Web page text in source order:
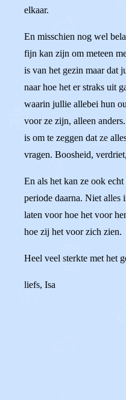
elkaar.
En misschien nog wel
fijn kan zijn om meteen
is van het gezin maar dat
naar hoe het er straks uit
waarin jullie allebei hun
voor ze zijn, alleen
is om te zeggen dat ze
vragen. Boosheid,
En als het kan ze ook
periode daarna. Niet alles
laten voor hoe het voor
hoe zij het voor zich zien.
Heel veel sterkte met het
liefs, Isa